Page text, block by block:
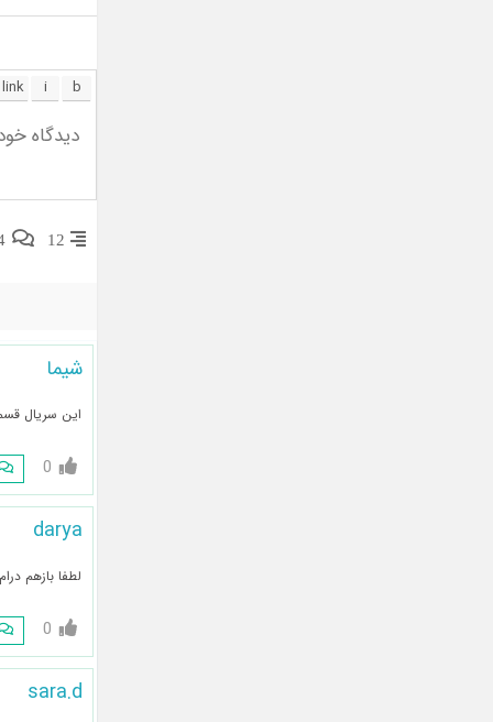
12
شیما
این سریال
0
darya
لطفا بازهم
0
sara.d